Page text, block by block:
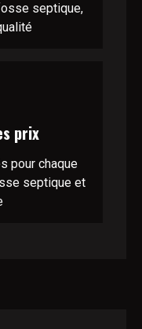
septique,
prix
pour chaque
septique et